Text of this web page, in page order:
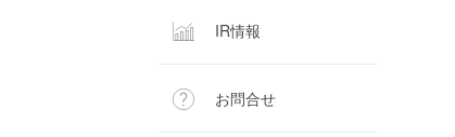
IR情報
お問合せ